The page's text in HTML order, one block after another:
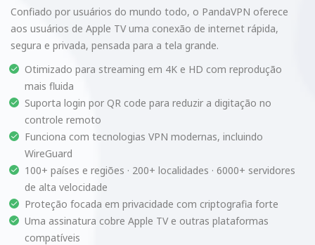
Confiado por usuários do mundo todo, o PandaVPN oferece
aos usuários de Apple TV uma conexão de internet rápida,
segura e privada, pensada para a tela grande.
Otimizado para streaming em 4K e HD com reprodução
mais fluida
Suporta login por QR code para reduzir a digitação no
controle remoto
Funciona com tecnologias VPN modernas, incluindo
WireGuard
100+ países e regiões · 200+ localidades · 6000+ servidores
de alta velocidade
Proteção focada em privacidade com criptografia forte
Uma assinatura cobre Apple TV e outras plataformas
compatíveis